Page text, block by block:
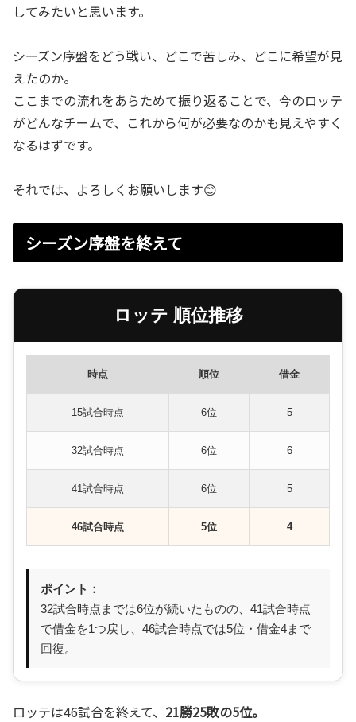
してみたいと思います。
シーズン序盤をどう戦い、どこで苦しみ、どこに希望が見
えたのか。
ここまでの流れをあらためて振り返ることで、今のロッテ
がどんなチームで、これから何が必要なのかも見えやすく
なるはずです。
それでは、よろしくお願いします😊
シーズン序盤を終えて
ロッテ 順位推移
時点 順位 借金
15試合時点 6位 5
32試合時点 6位 6
41試合時点 6位 5
46試合時点 5位 4
ポイント：
32試合時点までは6位が続いたものの、41試合時点
で借金を1つ戻し、46試合時点では5位・借金4まで
回復。
ロッテは46試合を終えて、 21勝25敗の5位。